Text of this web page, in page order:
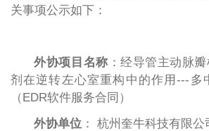
关事项公示如下：
外协项目名称 ：经导管主动脉
剂在逆转左心室重构中的作用---多
（EDR软件服务合同）
外协单位 ： 杭州奎牛科技有限公